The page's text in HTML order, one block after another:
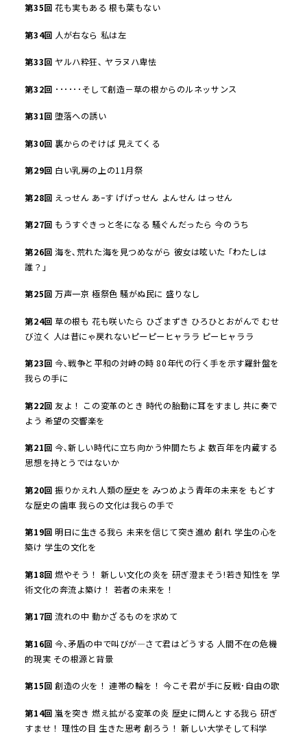
第35回 花も実もある 根も葉もない
第34回 人が右なら 私は左
第33回 ヤルハ粋狂､ ヤラヌハ卑怯
第32回 ･･････そして創造－草の根からのルネッサンス
第31回 堕落への誘い
第30回 裏からのぞけば 見えてくる
第29回 白い乳房の上の11月祭
第28回 えっせん あｰす げげっせん よんせん はっせん
第27回 もうすぐきっと冬になる 騒ぐんだったら 今のうち
第26回 海を､荒れた海を見つめながら 彼女は呟いた ｢わたしは
誰？｣
第25回 万声一京 極祭色 騒がぬ民に 盛りなし
第24回 草の根も 花も咲いたら ひざまずき ひろひとおがんで むせ
び泣く 人は昔にゃ戻れないピーピーヒャララ ピーヒャララ
第23回 今､戦争と平和の対峙の時 80年代の行く手を示す羅針盤を
我らの手に
第22回 友よ！ この変革のとき 時代の胎動に耳をすまし 共に奏で
よう 希望の交響楽を
第21回 今､新しい時代に立ち向かう仲間たちよ 数百年を内蔵する
思想を持とうではないか
第20回 振りかえれ人類の歴史を みつめよう青年の未来を もどす
な歴史の歯車 我らの文化は我らの手で
第19回 明日に生きる我ら 未来を信じて突き進め 創れ 学生の心を
築け 学生の文化を
第18回 燃やそう！ 新しい文化の炎を 研ぎ澄まそう!若き知性を 学
術文化の奔流よ築け！ 若者の未来を！
第17回 流れの中 動かざるものを求めて
第16回 今､矛盾の中で叫びが―さて君はどうする 人間不在の危機
的現実 その根源と背景
第15回 創造の火を！ 連帯の輪を！ 今こそ君が手に反戦･自由の歌
第14回 嵐を突き 燃え拡がる変革の炎 歴史に問んとする我ら 研ぎ
すませ！ 理性の目 生きた思考 創ろう！ 新しい大学そして科学